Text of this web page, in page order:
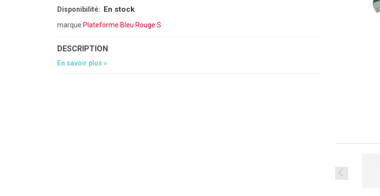
Disponibilité: En stock
marque:Plateforme Bleu Rouge S
DESCRIPTION
En savoir plus »